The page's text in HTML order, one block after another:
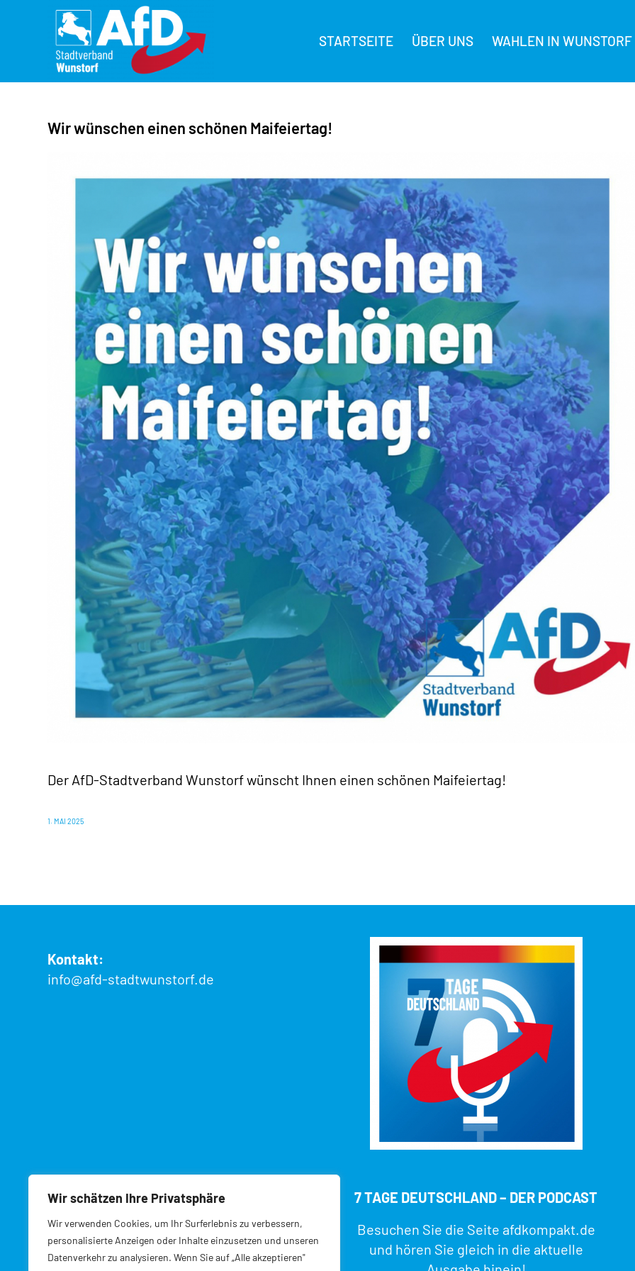
Wir schätzen Ihre Privatsphäre
Wir verwenden Cookies, um Ihr Surferlebnis zu verbessern,
personalisierte Anzeigen oder Inhalte einzusetzen und unseren
Datenverkehr zu analysieren. Wenn Sie auf „Alle akzeptieren"
STARTSEITE ÜBER UNS WAHLEN IN WUNSTORF
Wir wünschen einen schönen Maifeiertag!
Der AfD-Stadtverband Wunstorf wünscht Ihnen einen schönen Maifeiertag!
1. MAI 2025
Kontakt:
info@afd-stadtwunstorf.de
7 TAGE DEUTSCHLAND – DER PODCAST
Besuchen Sie die Seite afdkompakt.de
und hören Sie gleich in die aktuelle